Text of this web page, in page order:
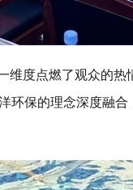
维度点燃了观众的
环保的理念深度融